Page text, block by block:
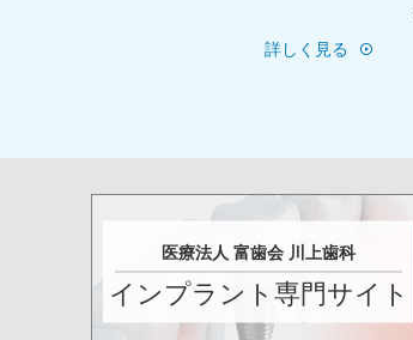
詳しく見る
医療法人 富歯会 川上歯科
インプラント専門サイト